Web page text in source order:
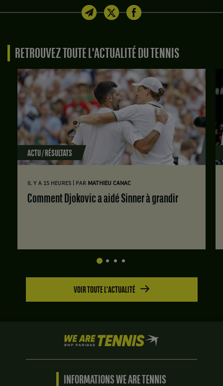
RETROUVEZ TOUTE L'ACTUALITÉ DU TENNIS
ACTU / RÉSULTATS
IL Y A 15 HEURES PAR MATHIEU CANAC
Comment Djokovic a aidé Sinner à grandir
VOIR TOUTE L'ACTUALITÉ
We
are
Tennis
BNP
INFORMATIONS WE ARE TENNIS